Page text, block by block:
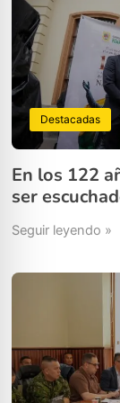
Destacadas
En los 122
ser
Seguir leyendo »